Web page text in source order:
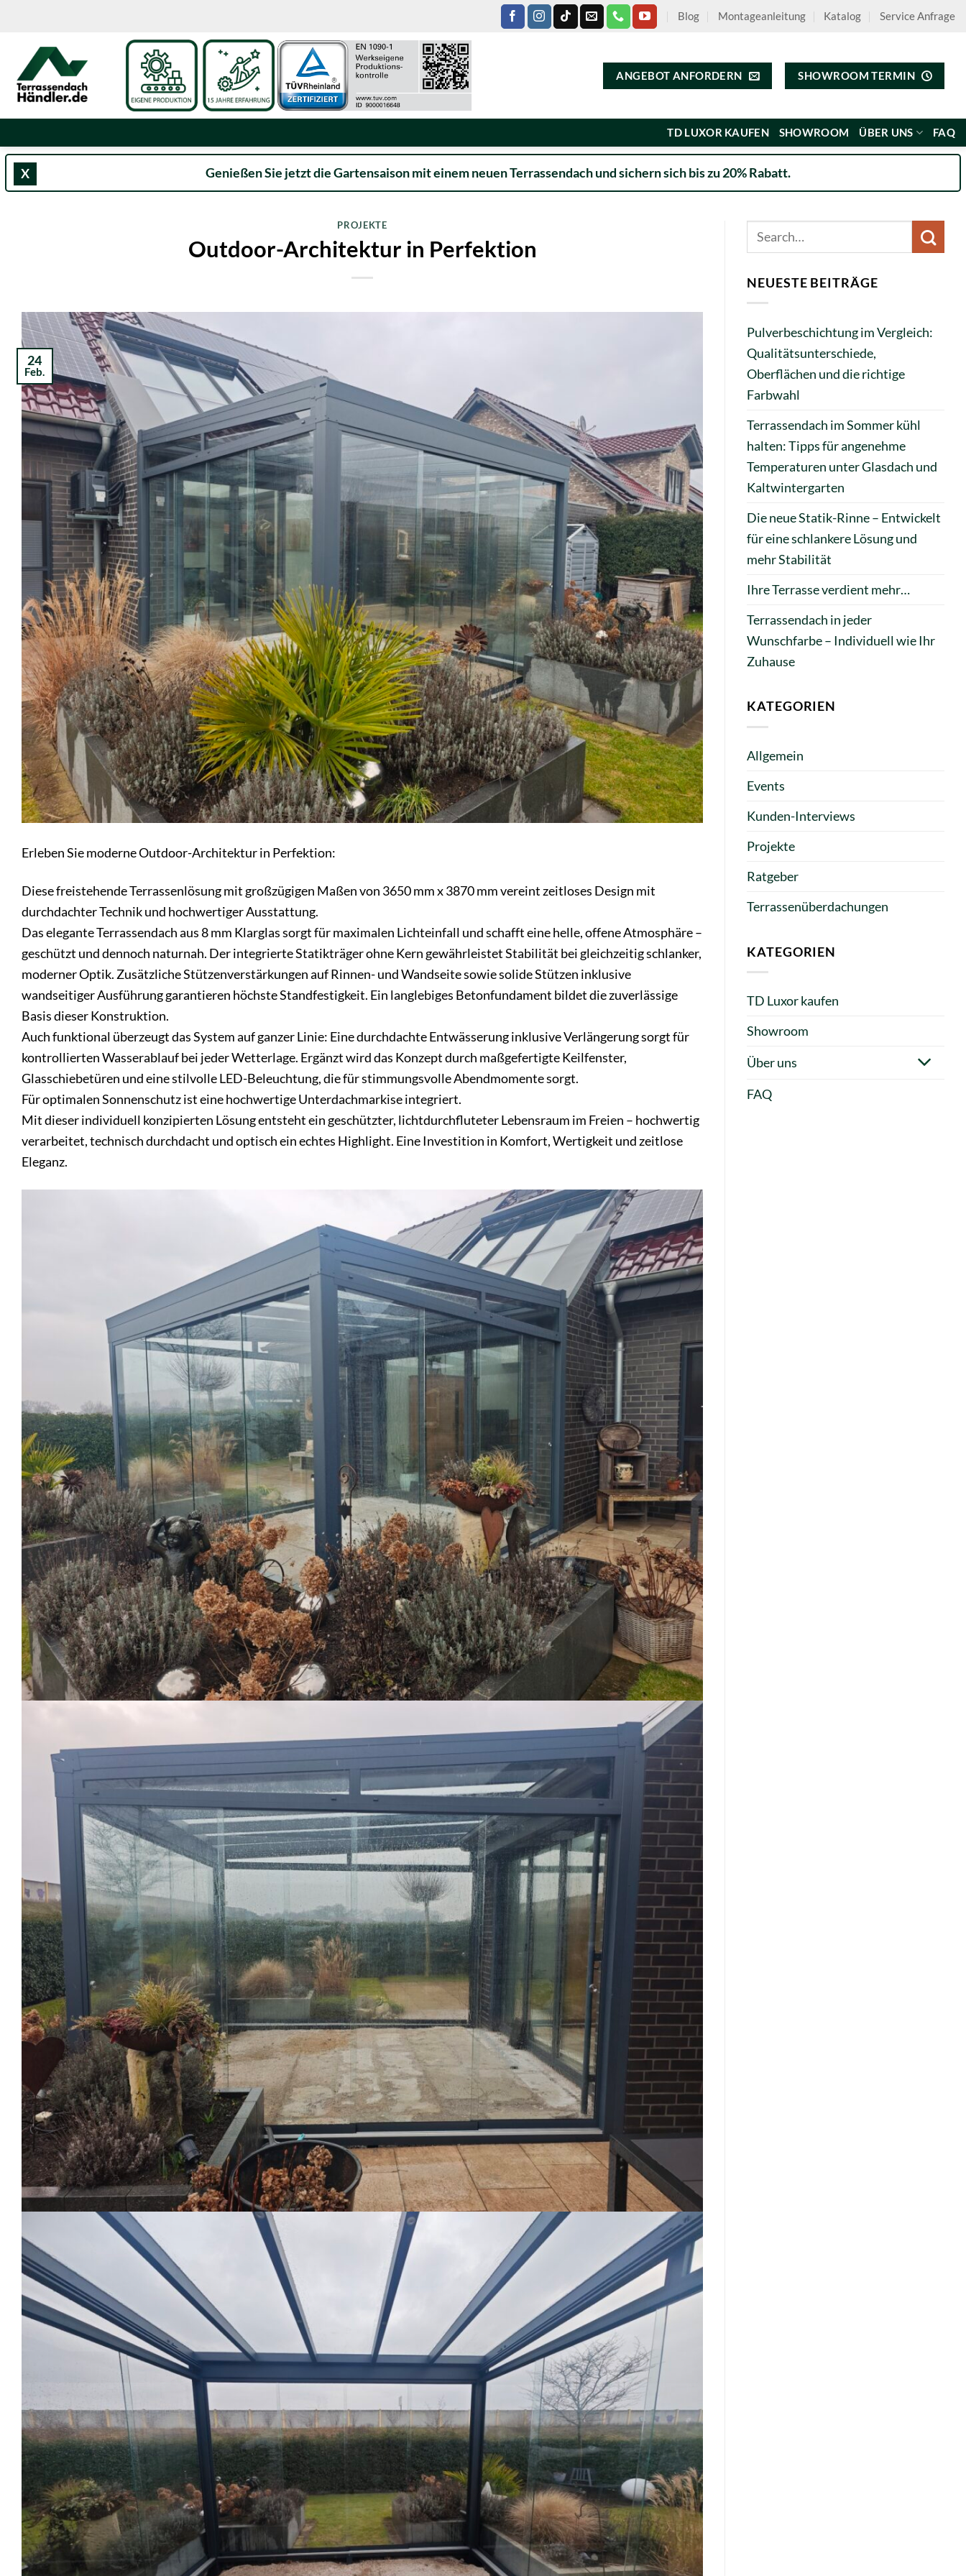
springen
Blog Montageanleitung Katalog Service Anfrage
ANGEBOT ANFORDERN SHOWROOM TERMIN
TD LUXOR KAUFEN SHOWROOM ÜBER UNS FAQ
X Genießen Sie jetzt die Gartensaison mit einem neuen Terrassendach und sichern sich bis zu 20% Rabatt.
PROJEKTE
Outdoor-Architektur in Perfektion
24
Feb.
Erleben Sie moderne Outdoor-Architektur in Perfektion:
Diese freistehende Terrassenlösung mit großzügigen Maßen von 3650 mm x 3870 mm vereint zeitloses Design mit
durchdachter Technik und hochwertiger Ausstattung.
Das elegante Terrassendach aus 8 mm Klarglas sorgt für maximalen Lichteinfall und schafft eine helle, offene Atmosphäre –
geschützt und dennoch naturnah. Der integrierte Statikträger ohne Kern gewährleistet Stabilität bei gleichzeitig schlanker,
moderner Optik. Zusätzliche Stützenverstärkungen auf Rinnen- und Wandseite sowie solide Stützen inklusive
wandseitiger Ausführung garantieren höchste Standfestigkeit. Ein langlebiges Betonfundament bildet die zuverlässige
Basis dieser Konstruktion.
Auch funktional überzeugt das System auf ganzer Linie: Eine durchdachte Entwässerung inklusive Verlängerung sorgt für
kontrollierten Wasserablauf bei jeder Wetterlage. Ergänzt wird das Konzept durch maßgefertigte Keilfenster,
Glasschiebetüren und eine stilvolle LED-Beleuchtung, die für stimmungsvolle Abendmomente sorgt.
Für optimalen Sonnenschutz ist eine hochwertige Unterdachmarkise integriert.
Mit dieser individuell konzipierten Lösung entsteht ein geschützter, lichtdurchfluteter Lebensraum im Freien – hochwertig
verarbeitet, technisch durchdacht und optisch ein echtes Highlight. Eine Investition in Komfort, Wertigkeit und zeitlose
Eleganz.
NEUESTE BEITRÄGE
Pulverbeschichtung im Vergleich:
Qualitätsunterschiede,
Oberflächen und die richtige
Farbwahl
Terrassendach im Sommer kühl
halten: Tipps für angenehme
Temperaturen unter Glasdach und
Kaltwintergarten
Die neue Statik-Rinne – Entwickelt
für eine schlankere Lösung und
mehr Stabilität
Ihre Terrasse verdient mehr…
Terrassendach in jeder
Wunschfarbe – Individuell wie Ihr
Zuhause
KATEGORIEN
Allgemein
Events
Kunden-Interviews
Projekte
Ratgeber
Terrassenüberdachungen
KATEGORIEN
TD Luxor kaufen
Showroom
Über uns
FAQ